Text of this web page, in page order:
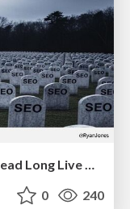
State of Search Keynote: SEO is Dead Long Live SEO
0 240